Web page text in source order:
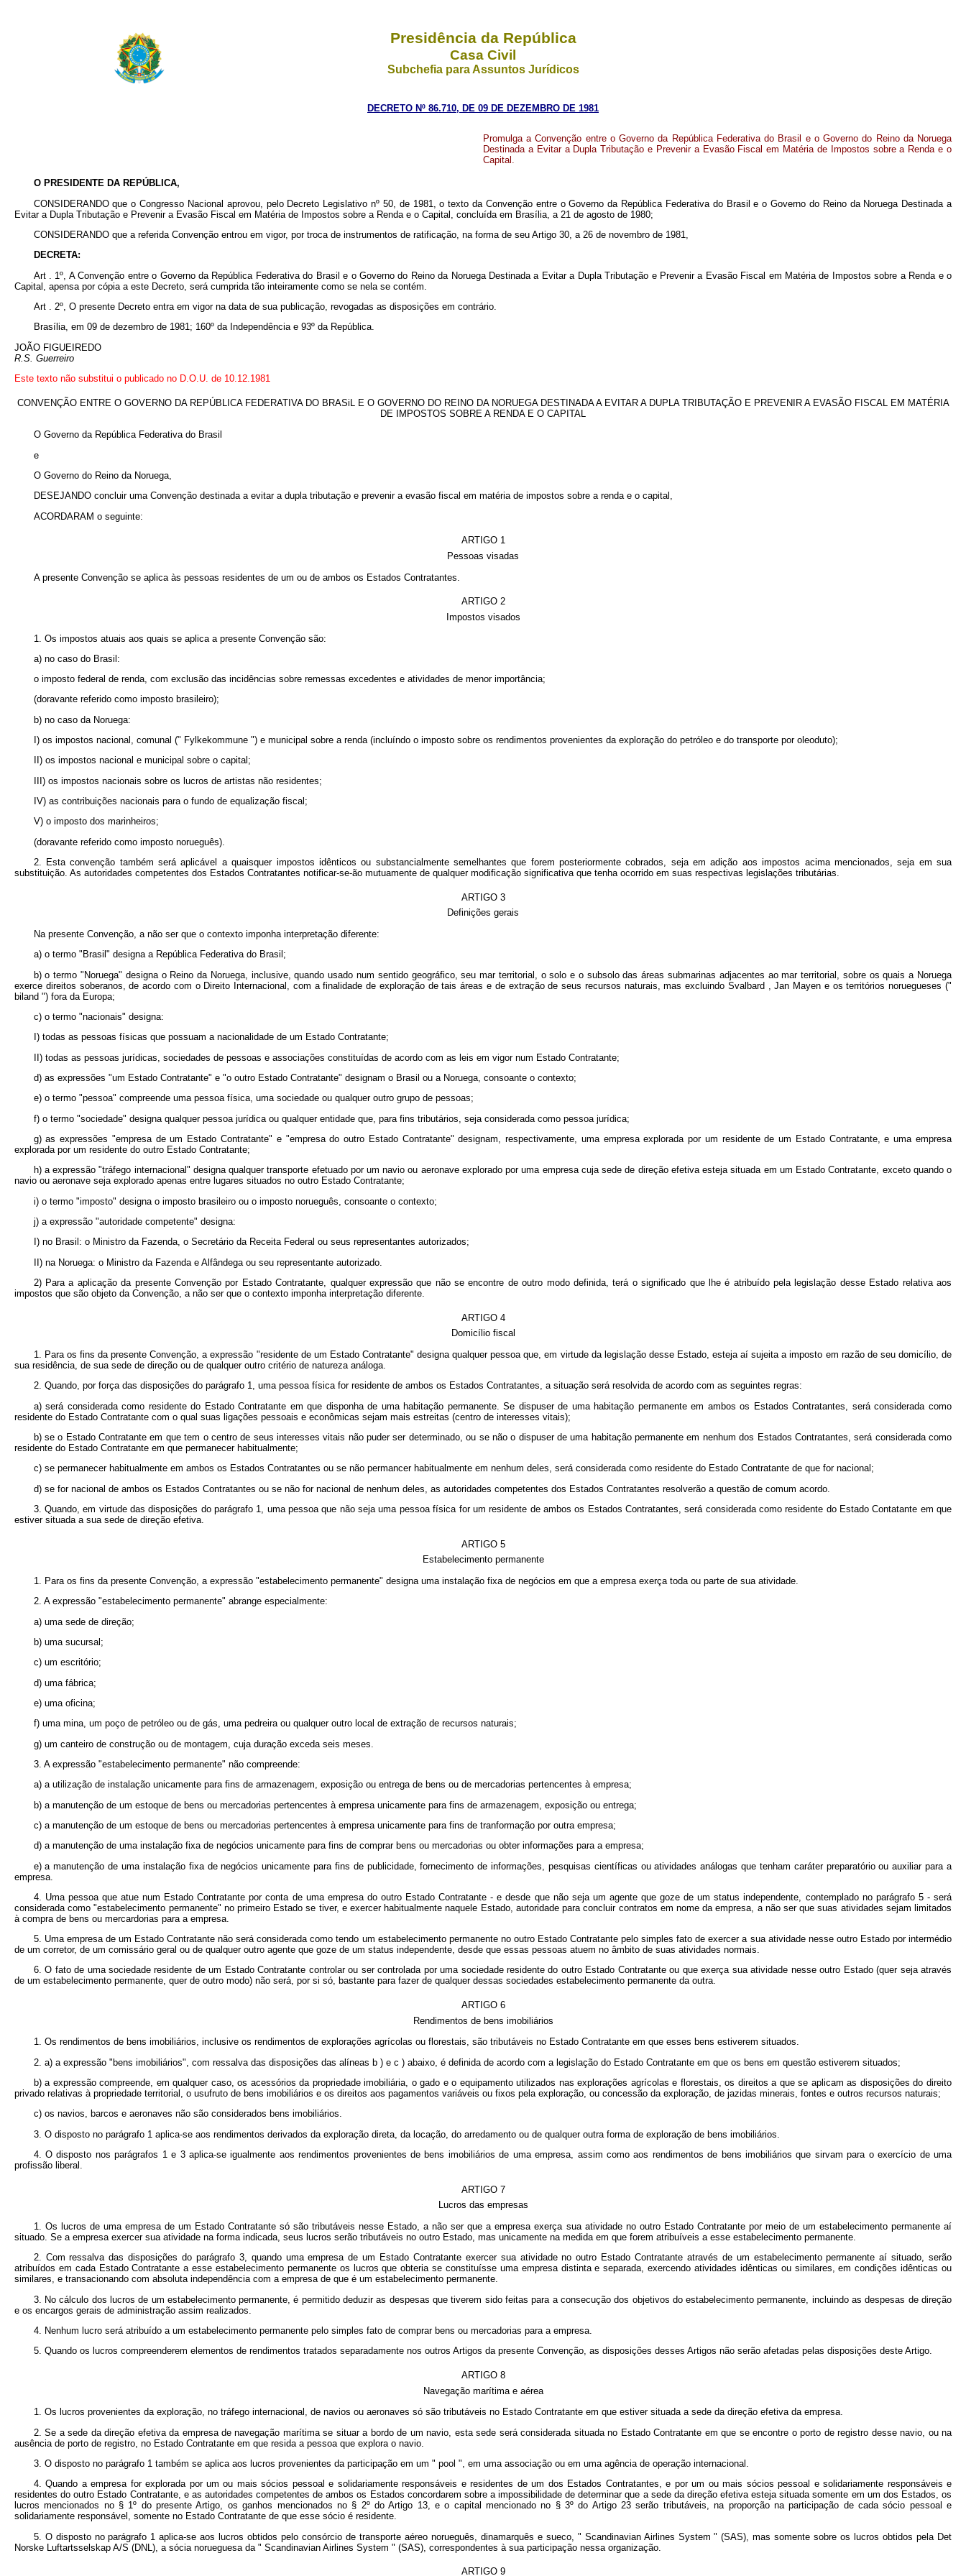
Presidência da República
Casa Civil
Subchefia para Assuntos Jurídicos
DECRETO Nº 86.710, DE 09 DE DEZEMBRO DE 1981
Promulga a Convenção entre o Governo da República Federativa do Brasil e o Governo do Reino da Noruega
Destinada a Evitar a Dupla Tributação e Prevenir a Evasão Fiscal em Matéria de Impostos sobre a Renda e o
Capital.
O PRESIDENTE DA REPÚBLICA,
CONSIDERANDO que o Congresso Nacional aprovou, pelo Decreto Legislativo nº 50, de 1981, o texto da Convenção entre o Governo da República Federativa do Brasil e o Governo do Reino da Noruega Destinada a
Evitar a Dupla Tributação e Prevenir a Evasão Fiscal em Matéria de Impostos sobre a Renda e o Capital, concluída em Brasília, a 21 de agosto de 1980;
CONSIDERANDO que a referida Convenção entrou em vigor, por troca de instrumentos de ratificação, na forma de seu Artigo 30, a 26 de novembro de 1981,
DECRETA:
Art . 1º, A Convenção entre o Governo da República Federativa do Brasil e o Governo do Reino da Noruega Destinada a Evitar a Dupla Tributação e Prevenir a Evasão Fiscal em Matéria de Impostos sobre a Renda e o
Capital, apensa por cópia a este Decreto, será cumprida tão inteiramente como se nela se contém.
Art . 2º, O presente Decreto entra em vigor na data de sua publicação, revogadas as disposições em contrário.
Brasília, em 09 de dezembro de 1981; 160º da Independência e 93º da República.
JOÃO FIGUEIREDO
R.S. Guerreiro
Este texto não substitui o publicado no D.O.U. de 10.12.1981
CONVENÇÃO ENTRE O GOVERNO DA REPÚBLICA FEDERATIVA DO BRASiL E O GOVERNO DO REINO DA NORUEGA DESTINADA A EVITAR A DUPLA TRIBUTAÇÃO E PREVENIR A EVASÃO FISCAL EM MATÉRIA
DE IMPOSTOS SOBRE A RENDA E O CAPITAL
O Governo da República Federativa do Brasil
e
O Governo do Reino da Noruega,
DESEJANDO concluir uma Convenção destinada a evitar a dupla tributação e prevenir a evasão fiscal em matéria de impostos sobre a renda e o capital,
ACORDARAM o seguinte:
ARTIGO 1
Pessoas visadas
A presente Convenção se aplica às pessoas residentes de um ou de ambos os Estados Contratantes.
ARTIGO 2
Impostos visados
1. Os impostos atuais aos quais se aplica a presente Convenção são:
a) no caso do Brasil:
o imposto federal de renda, com exclusão das incidências sobre remessas excedentes e atividades de menor importância;
(doravante referido como imposto brasileiro);
b) no caso da Noruega:
I) os impostos nacional, comunal (" Fylkekommune ") e municipal sobre a renda (incluíndo o imposto sobre os rendimentos provenientes da exploração do petróleo e do transporte por oleoduto);
II) os impostos nacional e municipal sobre o capital;
III) os impostos nacionais sobre os lucros de artistas não residentes;
IV) as contribuições nacionais para o fundo de equalização fiscal;
V) o imposto dos marinheiros;
(doravante referido como imposto norueguês).
2. Esta convenção também será aplicável a quaisquer impostos idênticos ou substancialmente semelhantes que forem posteriormente cobrados, seja em adição aos impostos acima mencionados, seja em sua
substituição. As autoridades competentes dos Estados Contratantes notificar-se-ão mutuamente de qualquer modificação significativa que tenha ocorrido em suas respectivas legislações tributárias.
ARTIGO 3
Definições gerais
Na presente Convenção, a não ser que o contexto imponha interpretação diferente:
a) o termo "Brasil" designa a República Federativa do Brasil;
b) o termo "Noruega" designa o Reino da Noruega, inclusive, quando usado num sentido geográfico, seu mar territorial, o solo e o subsolo das áreas submarinas adjacentes ao mar territorial, sobre os quais a Noruega
exerce direitos soberanos, de acordo com o Direito Internacional, com a finalidade de exploração de tais áreas e de extração de seus recursos naturais, mas excluindo Svalbard , Jan Mayen e os territórios noruegueses ("
biland ") fora da Europa;
c) o termo "nacionais" designa:
I) todas as pessoas físicas que possuam a nacionalidade de um Estado Contratante;
II) todas as pessoas jurídicas, sociedades de pessoas e associações constituídas de acordo com as leis em vigor num Estado Contratante;
d) as expressões "um Estado Contratante" e "o outro Estado Contratante" designam o Brasil ou a Noruega, consoante o contexto;
e) o termo "pessoa" compreende uma pessoa física, uma sociedade ou qualquer outro grupo de pessoas;
f) o termo "sociedade" designa qualquer pessoa jurídica ou qualquer entidade que, para fins tributários, seja considerada como pessoa jurídica;
g) as expressões "empresa de um Estado Contratante" e "empresa do outro Estado Contratante" designam, respectivamente, uma empresa explorada por um residente de um Estado Contratante, e uma empresa
explorada por um residente do outro Estado Contratante;
h) a expressão "tráfego internacional" designa qualquer transporte efetuado por um navio ou aeronave explorado por uma empresa cuja sede de direção efetiva esteja situada em um Estado Contratante, exceto quando o
navio ou aeronave seja explorado apenas entre lugares situados no outro Estado Contratante;
i) o termo "imposto" designa o imposto brasileiro ou o imposto norueguês, consoante o contexto;
j) a expressão "autoridade competente" designa:
I) no Brasil: o Ministro da Fazenda, o Secretário da Receita Federal ou seus representantes autorizados;
II) na Noruega: o Ministro da Fazenda e Alfândega ou seu representante autorizado.
2) Para a aplicação da presente Convenção por Estado Contratante, qualquer expressão que não se encontre de outro modo definida, terá o significado que lhe é atribuído pela legislação desse Estado relativa aos
impostos que são objeto da Convenção, a não ser que o contexto imponha interpretação diferente.
ARTIGO 4
Domicílio fiscal
1. Para os fins da presente Convenção, a expressão "residente de um Estado Contratante" designa qualquer pessoa que, em virtude da legislação desse Estado, esteja aí sujeita a imposto em razão de seu domicílio, de
sua residência, de sua sede de direção ou de qualquer outro critério de natureza análoga.
2. Quando, por força das disposições do parágrafo 1, uma pessoa física for residente de ambos os Estados Contratantes, a situação será resolvida de acordo com as seguintes regras:
a) será considerada como residente do Estado Contratante em que disponha de uma habitação permanente. Se dispuser de uma habitação permanente em ambos os Estados Contratantes, será considerada como
residente do Estado Contratante com o qual suas ligações pessoais e econômicas sejam mais estreitas (centro de interesses vitais);
b) se o Estado Contratante em que tem o centro de seus interesses vitais não puder ser determinado, ou se não o dispuser de uma habitação permanente em nenhum dos Estados Contratantes, será considerada como
residente do Estado Contratante em que permanecer habitualmente;
c) se permanecer habitualmente em ambos os Estados Contratantes ou se não permancer habitualmente em nenhum deles, será considerada como residente do Estado Contratante de que for nacional;
d) se for nacional de ambos os Estados Contratantes ou se não for nacional de nenhum deles, as autoridades competentes dos Estados Contratantes resolverão a questão de comum acordo.
3. Quando, em virtude das disposições do parágrafo 1, uma pessoa que não seja uma pessoa física for um residente de ambos os Estados Contratantes, será considerada como residente do Estado Contatante em que
estiver situada a sua sede de direção efetiva.
ARTIGO 5
Estabelecimento permanente
1. Para os fins da presente Convenção, a expressão "estabelecimento permanente" designa uma instalação fixa de negócios em que a empresa exerça toda ou parte de sua atividade.
2. A expressão "estabelecimento permanente" abrange especialmente:
a) uma sede de direção;
b) uma sucursal;
c) um escritório;
d) uma fábrica;
e) uma oficina;
f) uma mina, um poço de petróleo ou de gás, uma pedreira ou qualquer outro local de extração de recursos naturais;
g) um canteiro de construção ou de montagem, cuja duração exceda seis meses.
3. A expressão "estabelecimento permanente" não compreende:
a) a utilização de instalação unicamente para fins de armazenagem, exposição ou entrega de bens ou de mercadorias pertencentes à empresa;
b) a manutenção de um estoque de bens ou mercadorias pertencentes à empresa unicamente para fins de armazenagem, exposição ou entrega;
c) a manutenção de um estoque de bens ou mercadorias pertencentes à empresa unicamente para fins de tranformação por outra empresa;
d) a manutenção de uma instalação fixa de negócios unicamente para fins de comprar bens ou mercadorias ou obter informações para a empresa;
e) a manutenção de uma instalação fixa de negócios unicamente para fins de publicidade, fornecimento de informações, pesquisas científicas ou atividades análogas que tenham caráter preparatório ou auxiliar para a
empresa.
4. Uma pessoa que atue num Estado Contratante por conta de uma empresa do outro Estado Contratante - e desde que não seja um agente que goze de um status independente, contemplado no parágrafo 5 - será
considerada como "estabelecimento permanente" no primeiro Estado se tiver, e exercer habitualmente naquele Estado, autoridade para concluir contratos em nome da empresa, a não ser que suas atividades sejam limitados
à compra de bens ou mercardorias para a empresa.
5. Uma empresa de um Estado Contratante não será considerada como tendo um estabelecimento permanente no outro Estado Contratante pelo simples fato de exercer a sua atividade nesse outro Estado por intermédio
de um corretor, de um comissário geral ou de qualquer outro agente que goze de um status independente, desde que essas pessoas atuem no âmbito de suas atividades normais.
6. O fato de uma sociedade residente de um Estado Contratante controlar ou ser controlada por uma sociedade residente do outro Estado Contratante ou que exerça sua atividade nesse outro Estado (quer seja através
de um estabelecimento permanente, quer de outro modo) não será, por si só, bastante para fazer de qualquer dessas sociedades estabelecimento permanente da outra.
ARTIGO 6
Rendimentos de bens imobiliários
1. Os rendimentos de bens imobiliários, inclusive os rendimentos de explorações agrícolas ou florestais, são tributáveis no Estado Contratante em que esses bens estiverem situados.
2. a) a expressão "bens imobiliários", com ressalva das disposições das alíneas b ) e c ) abaixo, é definida de acordo com a legislação do Estado Contratante em que os bens em questão estiverem situados;
b) a expressão compreende, em qualquer caso, os acessórios da propriedade imobiliária, o gado e o equipamento utilizados nas explorações agrícolas e florestais, os direitos a que se aplicam as disposições do direito
privado relativas à propriedade territorial, o usufruto de bens imobiliários e os direitos aos pagamentos variáveis ou fixos pela exploração, ou concessão da exploração, de jazidas minerais, fontes e outros recursos naturais;
c) os navios, barcos e aeronaves não são considerados bens imobiliários.
3. O disposto no parágrafo 1 aplica-se aos rendimentos derivados da exploração direta, da locação, do arredamento ou de qualquer outra forma de exploração de bens imobiliários.
4. O disposto nos parágrafos 1 e 3 aplica-se igualmente aos rendimentos provenientes de bens imobiliários de uma empresa, assim como aos rendimentos de bens imobiliários que sirvam para o exercício de uma
profissão liberal.
ARTIGO 7
Lucros das empresas
1. Os lucros de uma empresa de um Estado Contratante só são tributáveis nesse Estado, a não ser que a empresa exerça sua atividade no outro Estado Contratante por meio de um estabelecimento permanente aí
situado. Se a empresa exercer sua atividade na forma indicada, seus lucros serão tributáveis no outro Estado, mas unicamente na medida em que forem atribuíveis a esse estabelecimento permanente.
2. Com ressalva das disposições do parágrafo 3, quando uma empresa de um Estado Contratante exercer sua atividade no outro Estado Contratante através de um estabelecimento permanente aí situado, serão
atribuídos em cada Estado Contratante a esse estabelecimento permanente os lucros que obteria se constituísse uma empresa distinta e separada, exercendo atividades idênticas ou similares, em condições idênticas ou
similares, e transacionando com absoluta independência com a empresa de que é um estabelecimento permanente.
3. No cálculo dos lucros de um estabelecimento permanente, é permitido deduzir as despesas que tiverem sido feitas para a consecução dos objetivos do estabelecimento permanente, incluindo as despesas de direção
e os encargos gerais de administração assim realizados.
4. Nenhum lucro será atribuído a um estabelecimento permanente pelo simples fato de comprar bens ou mercadorias para a empresa.
5. Quando os lucros compreenderem elementos de rendimentos tratados separadamente nos outros Artigos da presente Convenção, as disposições desses Artigos não serão afetadas pelas disposições deste Artigo.
ARTIGO 8
Navegação marítima e aérea
1. Os lucros provenientes da exploração, no tráfego internacional, de navios ou aeronaves só são tributáveis no Estado Contratante em que estiver situada a sede da direção efetiva da empresa.
2. Se a sede da direção efetiva da empresa de navegação marítima se situar a bordo de um navio, esta sede será considerada situada no Estado Contratante em que se encontre o porto de registro desse navio, ou na
ausência de porto de registro, no Estado Contratante em que resida a pessoa que explora o navio.
3. O disposto no parágrafo 1 também se aplica aos lucros provenientes da participação em um " pool ", em uma associação ou em uma agência de operação internacional.
4. Quando a empresa for explorada por um ou mais sócios pessoal e solidariamente responsáveis e residentes de um dos Estados Contratantes, e por um ou mais sócios pessoal e solidariamente responsáveis e
residentes do outro Estado Contratante, e as autoridades competentes de ambos os Estados concordarem sobre a impossibilidade de determinar que a sede da direção efetiva esteja situada somente em um dos Estados, os
lucros mencionados no § 1º do presente Artigo, os ganhos mencionados no § 2º do Artigo 13, e o capital mencionado no § 3º do Artigo 23 serão tributáveis, na proporção na participação de cada sócio pessoal e
solidariamente responsável, somente no Estado Contratante de que esse sócio é residente.
5. O disposto no parágrafo 1 aplica-se aos lucros obtidos pelo consórcio de transporte aéreo norueguês, dinamarquês e sueco, " Scandinavian Airlines System " (SAS), mas somente sobre os lucros obtidos pela Det
Norske Luftartsselskap A/S (DNL), a sócia norueguesa da " Scandinavian Airlines System " (SAS), correspondentes à sua participação nessa organização.
ARTIGO 9